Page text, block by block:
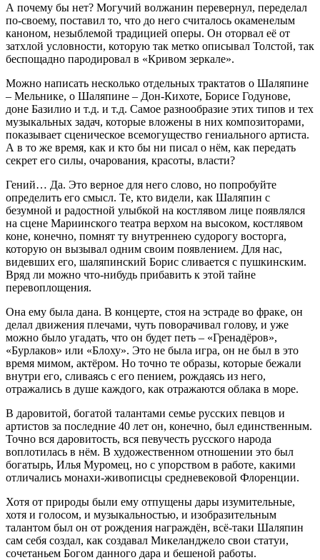
А почему бы нет? Могучий волжанин перевернул, переделал
по-своему, поставил то, что до него считалось окаменелым
каноном, незыблемой традицией оперы. Он оторвал её от
затхлой условности, которую так метко описывал Толстой, так
беспощадно пародировал в «Кривом зеркале».
Можно написать несколько отдельных трактатов о Шаляпине
– Мельнике, о Шаляпине – Дон-Кихоте, Борисе Годунове,
доне Базилио и т.д. и т.д. Самое разнообразие этих типов и тех
музыкальных задач, которые вложены в них композиторами,
показывает сценическое всемогущество гениального артиста.
А в то же время, как и кто бы ни писал о нём, как передать
секрет его силы, очарования, красоты, власти?
Гений… Да. Это верное для него слово, но попробуйте
определить его смысл. Те, кто видели, как Шаляпин с
безумной и радостной улыбкой на костлявом лице появлялся
на сцене Мариинского театра верхом на высоком, костлявом
коне, конечно, помнят ту внутреннею судорогу восторга,
которую он вызывал одним своим появлением. Для нас,
видевших его, шаляпинский Борис сливается с пушкинским.
Вряд ли можно что-нибудь прибавить к этой тайне
перевоплощения.
Она ему была дана. В концерте, стоя на эстраде во фраке, он
делал движения плечами, чуть поворачивал голову, и уже
можно было угадать, что он будет петь – «Гренадёров»,
«Бурлаков» или «Блоху». Это не была игра, он не был в это
время мимом, актёром. Но точно те образы, которые бежали
внутри его, сливаясь с его пением, рождаясь из него,
отражались в душе каждого, как отражаются облака в море.
В даровитой, богатой талантами семье русских певцов и
артистов за последние 40 лет он, конечно, был единственным.
Точно вся даровитость, вся певучесть русского народа
воплотилась в нём. В художественном отношении это был
богатырь, Илья Муромец, но с упорством в работе, какими
отличались монахи-живописцы средневековой Флоренции.
Хотя от природы были ему отпущены дары изумительные,
хотя и голосом, и музыкальностью, и изобразительным
талантом был он от рождения награждён, всё-таки Шаляпин
сам себя создал, как создавал Микеланджело свои статуи,
сочетаньем Богом данного дара и бешеной работы.